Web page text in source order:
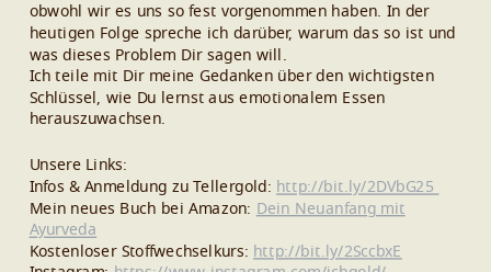
obwohl wir es uns so fest vorgenommen haben. In der
heutigen Folge spreche ich darüber, warum das so ist und
was dieses Problem Dir sagen will.
Ich teile mit Dir meine Gedanken über den wichtigsten
Schlüssel, wie Du lernst aus emotionalem Essen
herauszuwachsen.
Unsere Links:
Infos & Anmeldung zu Tellergold: http://bit.ly/2DVbG25
Mein neues Buch bei Amazon: Dein Neuanfang mit
Ayurveda
Kostenloser Stoffwechselkurs: http://bit.ly/2SccbxE